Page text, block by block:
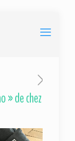
» de chez